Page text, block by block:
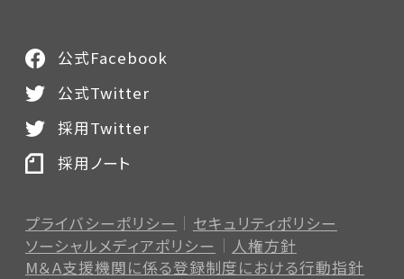
プライバシーポリシー
セキュリティポリシー
ソーシャルメディアポリシー
人権方針
M＆A支援機関に係る登録制度における行動指針
公式Facebook
公式Twitter
採用Twitter
採用ノート